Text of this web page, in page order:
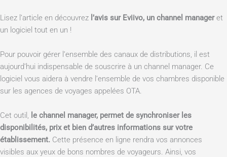
Lisez l’article en découvrez l’avis sur Eviivo, un channel manageret
un logiciel tout en un !
Pour pouvoir gérer l’ensemble des canaux de distributions, il est
aujourd’hui indispensable de souscrire à un channel manager. Ce
logiciel vous aidera à vendre l’ensemble de vos chambres disponible
sur les agences de voyages appelées OTA.
Cet outil,
le channel manager, permet de synchroniser les
disponibilités, prix et bien d’autres informations sur votre
établissement. Cette présence en ligne rendra vos annonces
visibles aux yeux de bons nombres de voyageurs. Ainsi, vos